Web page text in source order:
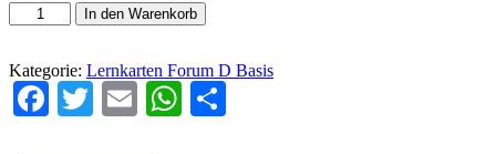
Lernkartensatz
Nr.
(48
Karten)
Menge
In den Warenkorb
Kategorie: Lernkarten Forum D Basis
Facebook
TwitterEmailWhatsApp